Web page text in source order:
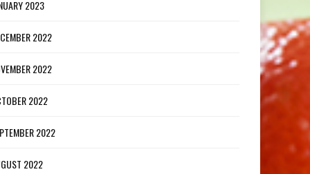
2023
2022
2022
2022
2022
2022